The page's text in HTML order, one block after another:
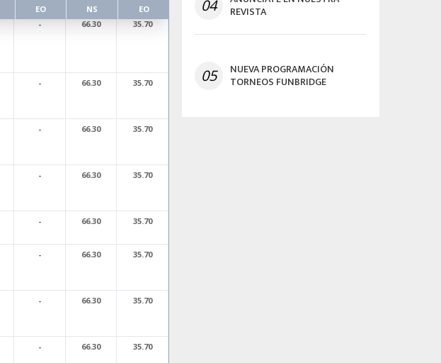
EO NS
EO
- 66.30 35.70
- 66.30 35.70
- 66.30 35.70
- 66.30 35.70
- 66.30 35.70
- 66.30 35.70
- 66.30 35.70
- 66.30 35.70
04 REVISTA
05 NUEVA PROGRAMACIÓN
TORNEOS FUNBRIDGE